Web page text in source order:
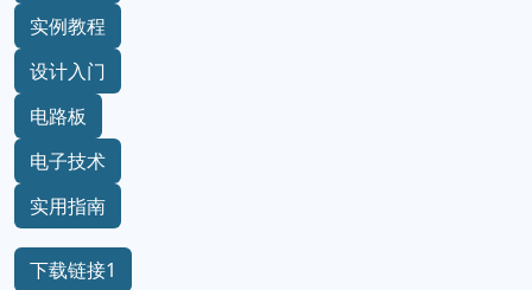
实例教程
设计入门
电路板
电子技术
实用指南
下载链接1